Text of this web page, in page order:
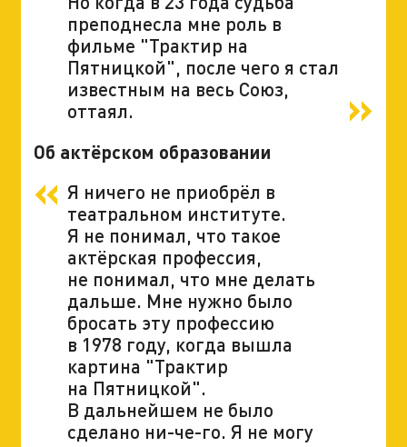
преподнесла мне роль в
фильме "Трактир на
Пятницкой", после чего я стал
известным на весь Союз,
оттаял.
Об актёрском образовании
Я ничего не приобрёл в
театральном институте.
Я не понимал, что такое
актёрская профессия,
не понимал, что мне делать
дальше. Мне нужно было
бросать эту профессию
в 1978 году, когда вышла
картина "Трактир
на Пятницкой".
В дальнейшем не было
сделано ни-че-го. Я не могу